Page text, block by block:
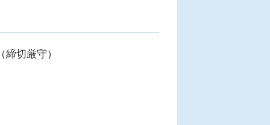
切厳守）